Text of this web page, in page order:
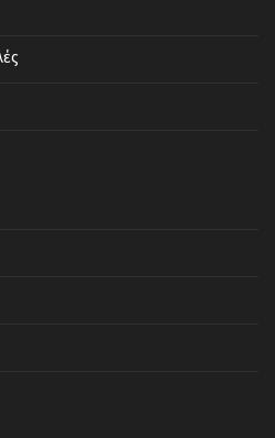
συλλογών
του Ελβετού
της
και
της αρχαιότητας,